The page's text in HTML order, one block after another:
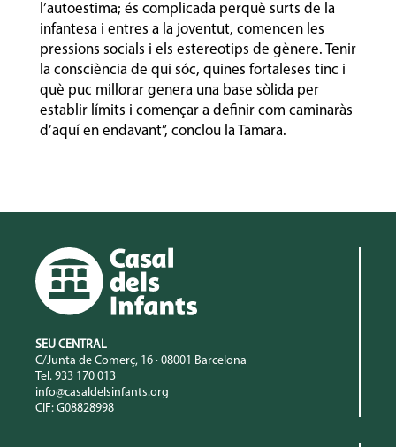
l’autoestima; és complicada perquè surts de la
infantesa i entres a la joventut, comencen les
pressions socials i els estereotips de gènere. Tenir
la consciència de qui sóc, quines fortaleses tinc i
què puc millorar genera una base sòlida per
establir límits i començar a definir com caminaràs
d’aquí en endavant”, conclou la Tamara.
SEU CENTRAL
C/Junta de Comerç, 16 · 08001 Barcelona
Tel. 933 170 013
info@casaldelsinfants.org
CIF: G08828998